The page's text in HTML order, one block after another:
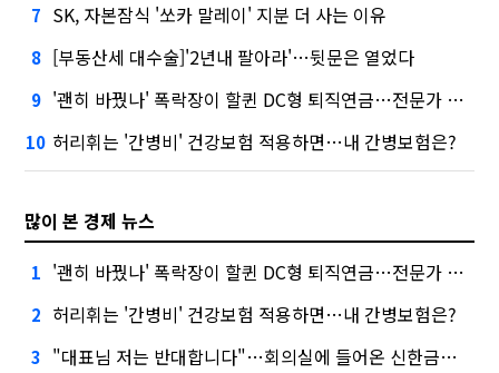
7 SK, 자본잠식 '쏘카 말레이' 지분 더 사는 이유
8 [부동산세 대수술]'2년내 팔아라'…뒷문은 열었다
9 '괜히 바꿨나' 폭락장이 할퀸 DC형 퇴직연금…전문가 조언은
10 허리휘는 '간병비' 건강보험 적용하면…내 간병보험은?
많이 본 경제 뉴스
1 '괜히 바꿨나' 폭락장이 할퀸 DC형 퇴직연금…전문가 조언은
2 허리휘는 '간병비' 건강보험 적용하면…내 간병보험은?
3 "대표님 저는 반대합니다"…회의실에 들어온 신한금융 AI